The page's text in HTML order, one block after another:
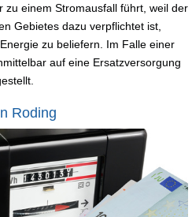
zu einem Stromausfall führt, weil der
Gebietes dazu verpflichtet ist,
zu beliefern. Im Falle einer
auf eine Ersatzversorgung
Roding